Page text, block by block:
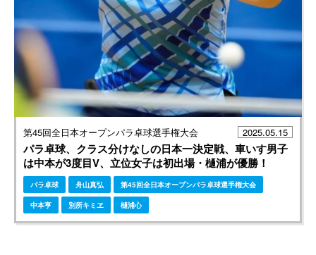
第45回全日本オープンパラ卓球選手権大会 2025.05.15
パラ卓球、クラス分けなしの日本一決定戦、車いす男子
は中本が3度目V、立位女子は初出場・樋浦が優勝！
パラ卓球 舟山真弘 第45回全日本オープンパラ卓球選手権大会
中本亨 別所キミヱ 樋浦心